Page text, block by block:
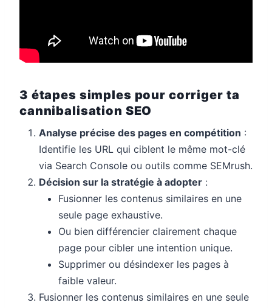
3 étapes simples pour corriger ta
cannibalisation SEO
Analyse précise des pages en compétition :
Identifie les URL qui ciblent le même mot-clé
via Search Console ou outils comme SEMrush.
Décision sur la stratégie à adopter :
Fusionner les contenus similaires en une
seule page exhaustive.
Ou bien différencier clairement chaque
page pour cibler une intention unique.
Supprimer ou désindexer les pages à
faible valeur.
Fusionner les contenus similaires en une seule